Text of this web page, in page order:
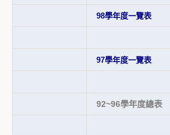
98學年度一覽表
97學年度一覽表
92~96學年度總表